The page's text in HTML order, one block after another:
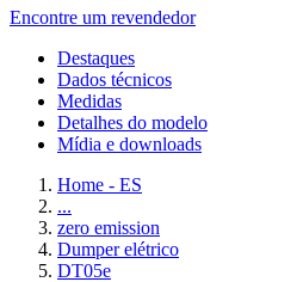
Encontre um revendedor
Destaques
Dados técnicos
Medidas
Detalhes do modelo
Mídia e downloads
Home - ES
...
zero emission
Dumper elétrico
DT05e